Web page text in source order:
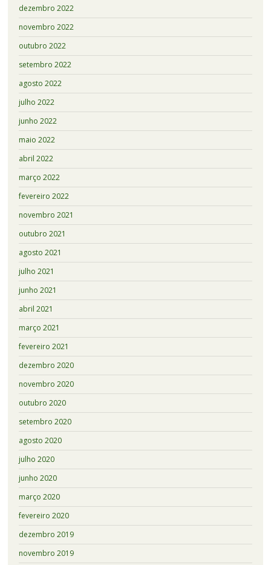
dezembro 2022
novembro 2022
outubro 2022
setembro 2022
agosto 2022
julho 2022
junho 2022
maio 2022
abril 2022
março 2022
fevereiro 2022
novembro 2021
outubro 2021
agosto 2021
julho 2021
junho 2021
abril 2021
março 2021
fevereiro 2021
dezembro 2020
novembro 2020
outubro 2020
setembro 2020
agosto 2020
julho 2020
junho 2020
março 2020
fevereiro 2020
dezembro 2019
novembro 2019